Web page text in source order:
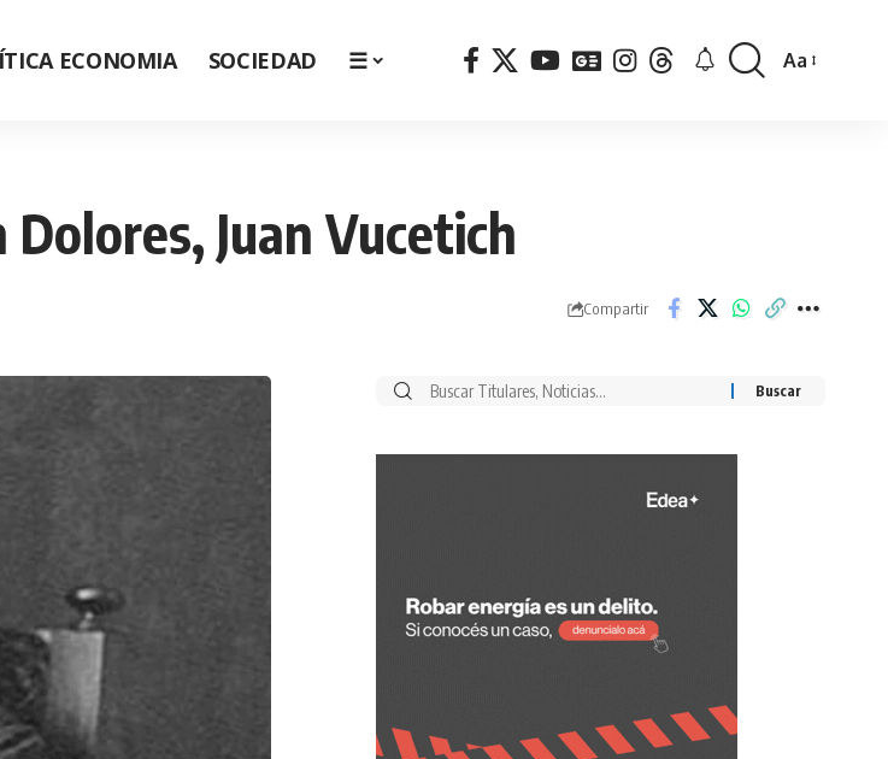
ECONOMIA SOCIEDAD ☰
Font
Aa
Juan Vucetich
Compartir
Buscar